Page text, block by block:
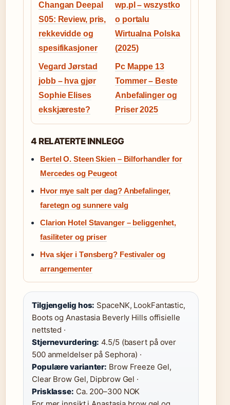
Changan Deepal
S05: Review, pris,
rekkevidde og
spesifikasjoner
wp.pl – wszystko
o portalu
Wirtualna Polska
(2025)
Vegard Jørstad
jobb – hva gjør
Sophie Elises
ekskjæreste?
Pc Mappe 13
Tommer – Beste
Anbefalinger og
Priser 2025
4 RELATERTE INNLEGG
Bertel O. Steen Skien – Bilforhandler for
Mercedes og Peugeot
Hvor mye salt per dag? Anbefalinger,
faretegn og sunnere valg
Clarion Hotel Stavanger – beliggenhet,
fasiliteter og priser
Hva skjer i Tønsberg? Festivaler og
arrangementer
Tilgjengelig hos: SpaceNK, LookFantastic,
Boots og Anastasia Beverly Hills offisielle
nettsted ·
Stjernevurdering: 4.5/5 (basert på over
500 anmeldelser på Sephora) ·
Populære varianter: Brow Freeze Gel,
Clear Brow Gel, Dipbrow Gel ·
Prisklasse: Ca. 200–300 NOK